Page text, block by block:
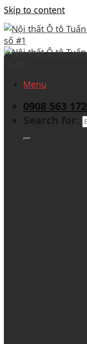
Skip to content
Menu
0908 563 172
Search for: